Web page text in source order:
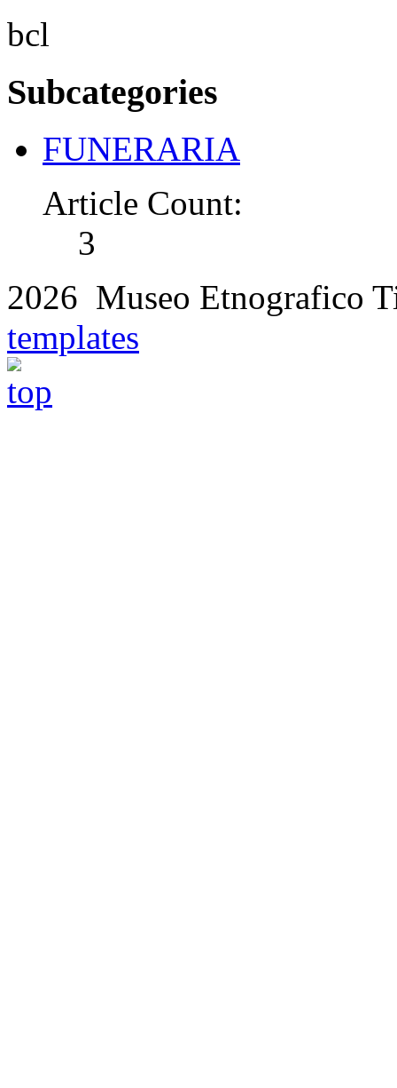
bcl
Subcategories
FUNERARIA
Article Count:
3
2026 Museo Etnografico
templates